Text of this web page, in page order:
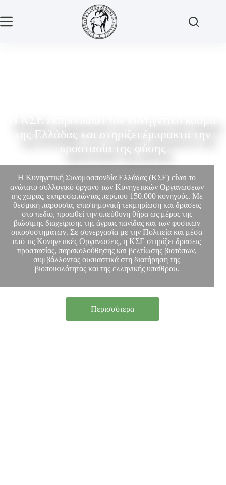
της Ελλάδας και στηρίζει έμπρακτα την
προστασία της φύσης
Η Κυνηγετική Συνομοσπονδία Ελλάδας (ΚΣΕ) είναι το
ανώτατο συλλογικό όργανο των Κυνηγετικών Οργανώσεων
της χώρας, εκπροσωπώντας περίπου 150.000 κυνηγούς. Με
θεσμική παρουσία, επιστημονική τεκμηρίωση και δράσεις
στο πεδίο, προωθεί την υπεύθυνη θήρα ως μέρος της
βιώσιμης διαχείρισης της άγριας πανίδας και των φυσικών
οικοσυστημάτων. Σε συνεργασία με την Πολιτεία και μέσα
από τις Κυνηγετικές Οργανώσεις, η ΚΣΕ στηρίζει δράσεις
προστασίας, παρακολούθησης και βελτίωσης βιοτόπων,
συμβάλλοντας ουσιαστικά στη διατήρηση της
βιοποικιλότητας και της ελληνικής υπαίθρου.
Περισσότερα